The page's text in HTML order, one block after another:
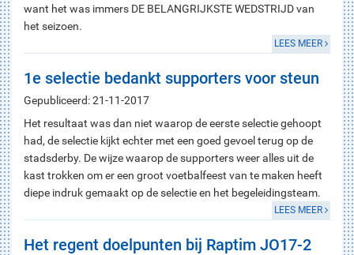
want het was immers DE BELANGRIJKSTE WEDSTRIJD van
het seizoen.
LEES MEER
1e selectie bedankt supporters voor steun
Gepubliceerd: 21-11-2017
Het resultaat was dan niet waarop de eerste selectie gehoopt
had, de selectie kijkt echter met een goed gevoel terug op de
stadsderby. De wijze waarop de supporters weer alles uit de
kast trokken om er een groot voetbalfeest van te maken heeft
diepe indruk gemaakt op de selectie en het begeleidingsteam.
LEES MEER
Het regent doelpunten bij Raptim JO17-2